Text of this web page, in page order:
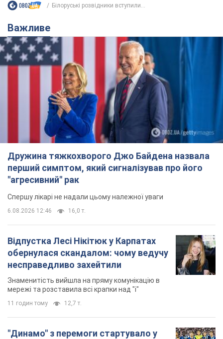
Білоруські розвідники вступили...
Важливе
Дружина тяжкохворого Джо Байдена назвала
перший симптом, який сигналізував про його
"агресивний" рак
Спершу лікарі не надали цьому належної уваги
6.08.2026 12:46 16,0 т.
Відпустка Лесі Нікітюк у Карпатах
обернулася скандалом: чому ведучу
несправедливо захейтили
Знаменитість вийшла на пряму комунікацію в
мережі та розставила всі крапки над "і"
11 годин тому 12,7 т.
"Динамо" з перемоги стартувало у